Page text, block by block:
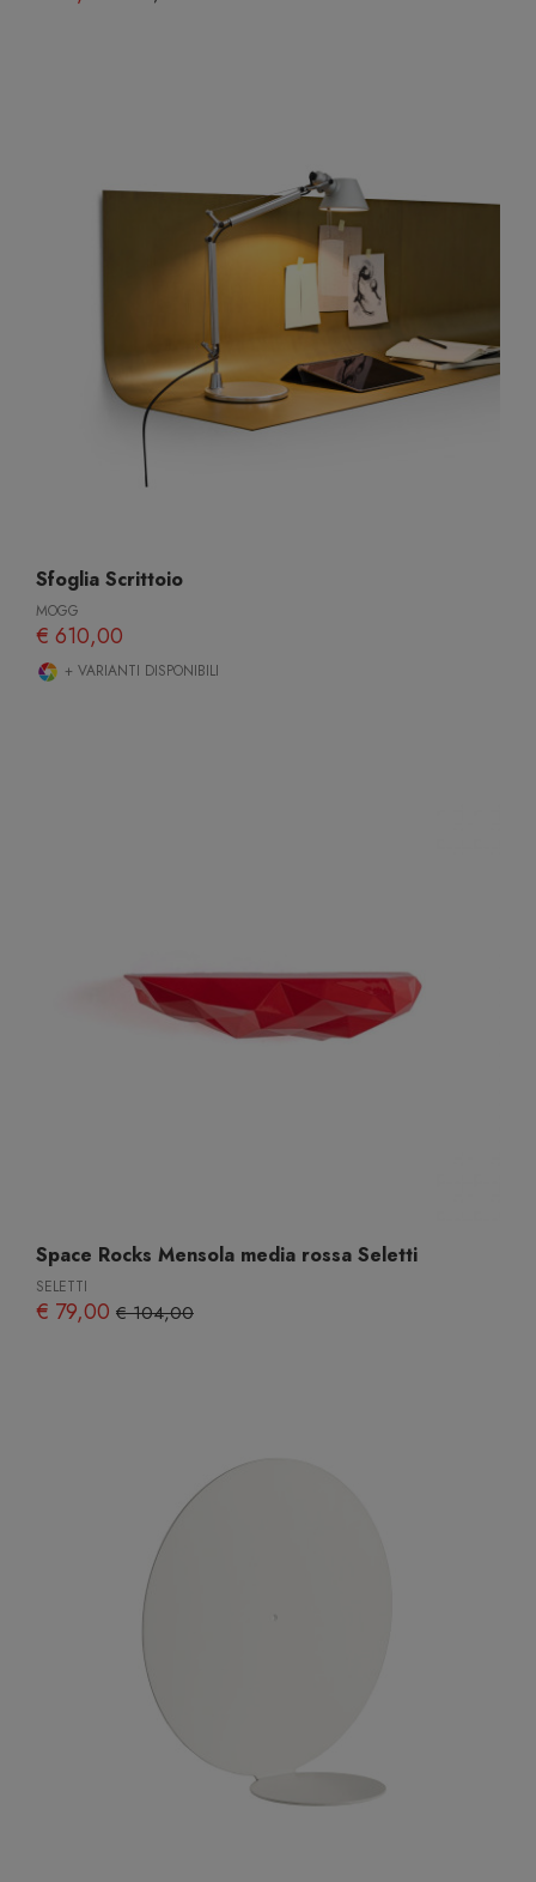
Sfoglia Scrittoio
MOGG
€ 610,00
+ VARIANTI DISPONIBILI
Space Rocks Mensola media rossa Seletti
SELETTI
€ 79,00 € 104,00